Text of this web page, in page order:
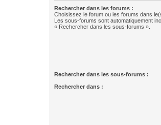
Rechercher dans les forums :
Choisissez le forum ou les forums dans
Les sous-forums sont automatiquement
« Rechercher dans les sous-forums ».
Rechercher dans les sous-forums :
Rechercher dans :